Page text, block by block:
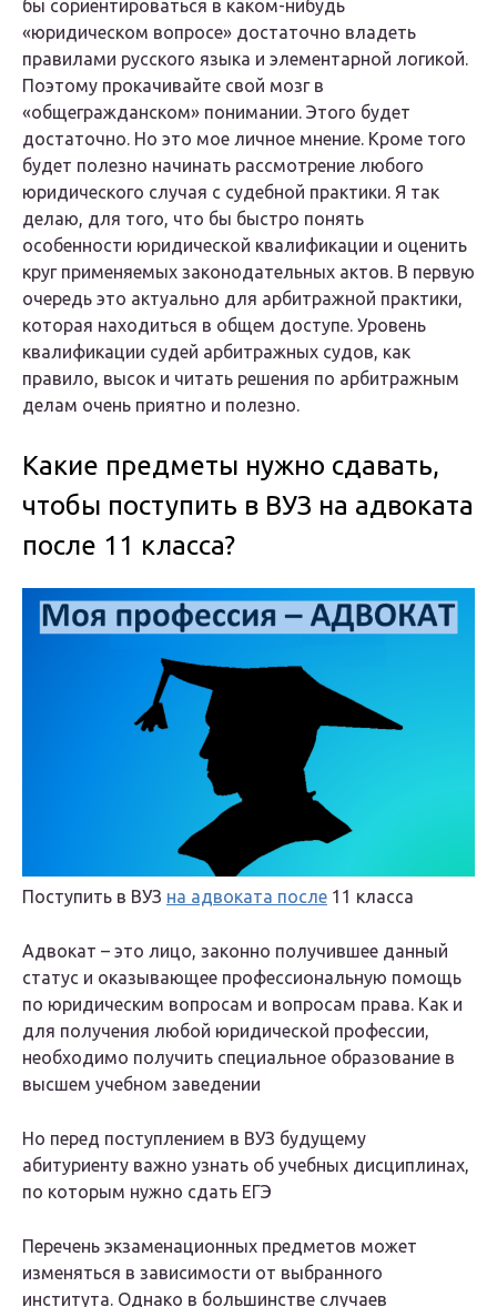
бы сориентироваться в каком-нибудь
«юридическом вопросе» достаточно владеть
правилами русского языка и элементарной логикой.
Поэтому прокачивайте свой мозг в
«общегражданском» понимании. Этого будет
достаточно. Но это мое личное мнение. Кроме того
будет полезно начинать рассмотрение любого
юридического случая с судебной практики. Я так
делаю, для того, что бы быстро понять
особенности юридической квалификации и оценить
круг применяемых законодательных актов. В первую
очередь это актуально для арбитражной практики,
которая находиться в общем доступе. Уровень
квалификации судей арбитражных судов, как
правило, высок и читать решения по арбитражным
делам очень приятно и полезно.
Какие предметы нужно сдавать,
чтобы поступить в ВУЗ на адвоката
после 11 класса?
Поступить в ВУЗ на адвоката после 11 класса
Адвокат – это лицо, законно получившее данный
статус и оказывающее профессиональную помощь
по юридическим вопросам и вопросам права. Как и
для получения любой юридической профессии,
необходимо получить специальное образование в
высшем учебном заведении
Но перед поступлением в ВУЗ будущему
абитуриенту важно узнать об учебных дисциплинах,
по которым нужно сдать ЕГЭ
Перечень экзаменационных предметов может
изменяться в зависимости от выбранного
института. Однако в большинстве случаев